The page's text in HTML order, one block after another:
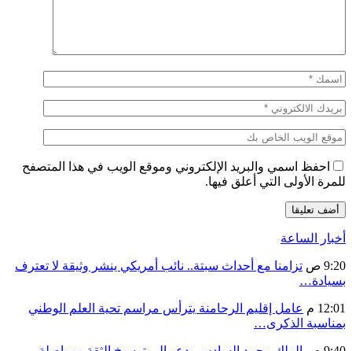
احفظ اسمي والبريد الإلكتروني وموقع الويب في هذا المتصفح
للمرة الأولى التي أعلق فيها.
أخبار الساعة
9:20 ص
تزامنا مع أحداث سبتة.. نائب أمريكي ينشر وثيقة لا تعترف
بسيادة…
12:01 م
عامل إقليم الرحامنة يترأس مراسم تحية العلم الوطني
بمناسبة الذكرى…